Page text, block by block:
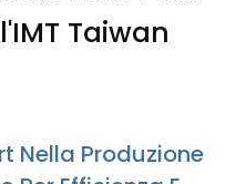
Taiwan
Nella Produzione